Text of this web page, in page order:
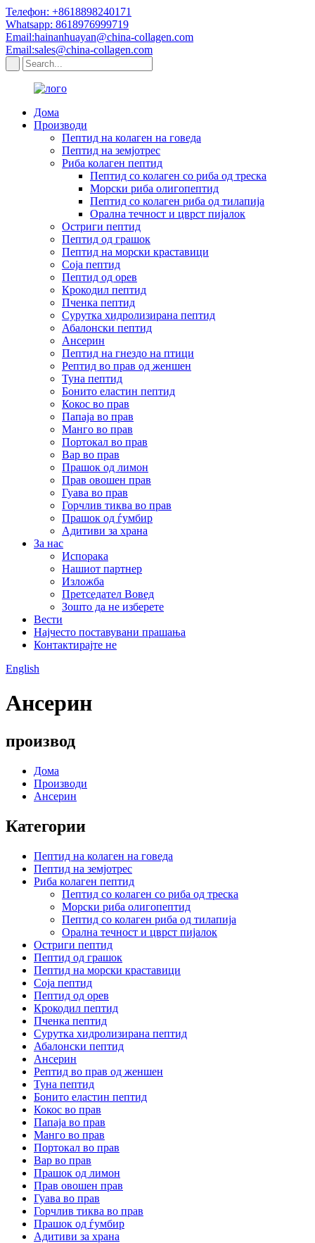
Телефон: +8618898240171
Whatsapp: 8618976999719
Email:hainanhuayan@china-collagen.com
Email:sales@china-collagen.com
Дома
Производи
Пептид на колаген на говеда
Пептид на земјотрес
Риба колаген пептид
Пептид со колаген со риба од треска
Морски риба олигопептид
Пептид со колаген риба од тилапија
Орална течност и цврст пијалок
Остриги пептид
Пептид од грашок
Пептид на морски краставици
Соја пептид
Пептид од орев
Крокодил пептид
Пченка пептид
Сурутка хидролизирана пептид
Абалонски пептид
Ансерин
Пептид на гнездо на птици
Pептид во прав од женшен
Туна пептид
Бонито еластин пептид
Кокос во прав
Папаја во прав
Манго во прав
Портокал во прав
Вар во прав
Прашок од лимон
Прав овошен прав
Гуава во прав
Горчлив тиква во прав
Прашок од ѓумбир
Адитиви за храна
За нас
Испорака
Нашиот партнер
Изложба
Претседател Вовед
Зошто да не изберете
Вести
Најчесто поставувани прашања
Контактирајте не
English
Ансерин
производ
Дома
Производи
Ансерин
Категории
Пептид на колаген на говеда
Пептид на земјотрес
Риба колаген пептид
Пептид со колаген со риба од треска
Морски риба олигопептид
Пептид со колаген риба од тилапија
Орална течност и цврст пијалок
Остриги пептид
Пептид од грашок
Пептид на морски краставици
Соја пептид
Пептид од орев
Крокодил пептид
Пченка пептид
Сурутка хидролизирана пептид
Абалонски пептид
Ансерин
Pептид во прав од женшен
Туна пептид
Бонито еластин пептид
Кокос во прав
Папаја во прав
Манго во прав
Портокал во прав
Вар во прав
Прашок од лимон
Прав овошен прав
Гуава во прав
Горчлив тиква во прав
Прашок од ѓумбир
Адитиви за храна